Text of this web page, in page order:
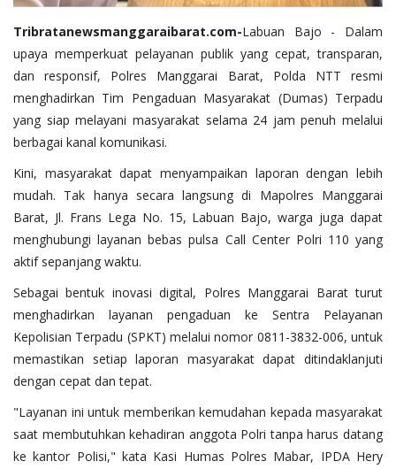
Tribratanewsmanggaraibarat.com-Labuan Bajo - Dalam
upaya memperkuat pelayanan publik yang cepat, transparan,
dan responsif, Polres Manggarai Barat, Polda NTT resmi
menghadirkan Tim Pengaduan Masyarakat (Dumas) Terpadu
yang siap melayani masyarakat selama 24 jam penuh melalui
berbagai kanal komunikasi.
Kini, masyarakat dapat menyampaikan laporan dengan lebih
mudah. Tak hanya secara langsung di Mapolres Manggarai
Barat, Jl. Frans Lega No. 15, Labuan Bajo, warga juga dapat
menghubungi layanan bebas pulsa Call Center Polri 110 yang
aktif sepanjang waktu.
Sebagai bentuk inovasi digital, Polres Manggarai Barat turut
menghadirkan layanan pengaduan ke Sentra Pelayanan
Kepolisian Terpadu (SPKT) melalui nomor 0811-3832-006, untuk
memastikan setiap laporan masyarakat dapat ditindaklanjuti
dengan cepat dan tepat.
"Layanan ini untuk memberikan kemudahan kepada masyarakat
saat membutuhkan kehadiran anggota Polri tanpa harus datang
ke kantor Polisi," kata Kasi Humas Polres Mabar, IPDA Hery